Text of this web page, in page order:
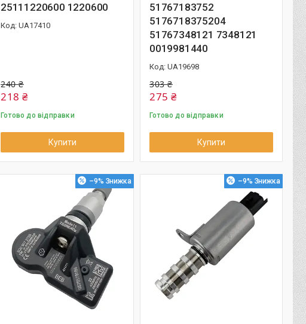
25111220600 1220600
UA17410
240 ₴
218 ₴
Готово до відправки
Купити
51767183752
5176718375204
51767348121 7348121
0019981440
UA19698
303 ₴
275 ₴
Готово до відправки
Купити
–9% –9%